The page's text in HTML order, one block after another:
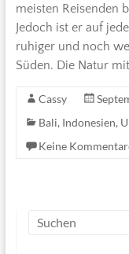
meisten Reisenden
Jedoch ist er auf
ruhiger und noch
Süden. Die Natur
Cassy
Bali, Indonesien,
Keine